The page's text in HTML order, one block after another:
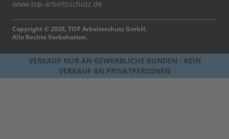
www.top-arbeitsschutz.de
Copyright © 2026, TOP Arbeitsschutz GmbH.
Alle Rechte Vorbehalten.
VERKAUF NUR AN GEWERBLICHE KUNDEN - KEIN
VERKAUF AN PRIVATPERSONEN